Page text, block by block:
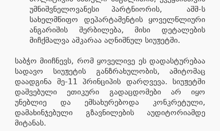
უმნიშვნელოვანესი პარტნიორის, აშშ-ს
სახელმწიფო დეპარტამენტის ყოველწლიური
ანგარიშის შერბილება, მისი დეტალების
მიჩქმალვა აშკარაა აღნიშნულ სიუჟეტში.
საბჭო მიიჩნევს, რომ ყოველივე ეს დადასტურებაა
სადავო სიუჟეტის განზრახულობის, ამიტომაც
დაადგინა მე-11 პრინციპის დარღვევა. სიუჟეტში
დაშვებული ეთიკური გადაცდომები არ იყო
უნებლიე და ემსახურებოდა კონკრეტული,
დამახინჯებული გზავნილების აუდიტორიამდე
მიტანას.